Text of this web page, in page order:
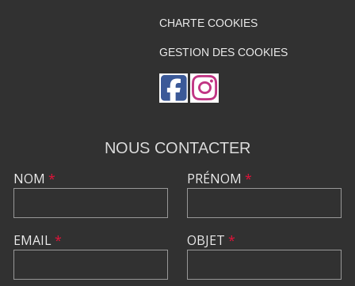
CHARTE COOKIES
GESTION DES COOKIES
NOUS CONTACTER
NOM *
EMAIL*
PRÉNOM *
OBJET *